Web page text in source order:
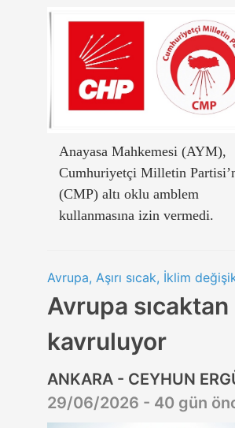
Anayasa Mahkemesi (AYM),
Cumhuriyetçi Milletin
(CMP) altı oklu amblem
kullanmasına izin vermedi.
Avrupa, Aşırı sıcak, İklim
Avrupa sıcaktan
kavruluyor
ANKARA - CEYHUN
29/06/2026 - 40 gün